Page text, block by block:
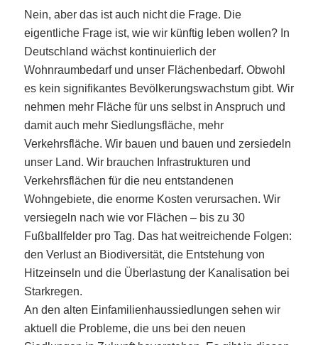
Nein, aber das ist auch nicht die Frage. Die
eigentliche Frage ist, wie wir künftig leben wollen? In
Deutschland wächst kontinuierlich der
Wohnraumbedarf und unser Flächenbedarf. Obwohl
es kein signifikantes Bevölkerungswachstum gibt. Wir
nehmen mehr Fläche für uns selbst in Anspruch und
damit auch mehr Siedlungsfläche, mehr
Verkehrsfläche. Wir bauen und bauen und zersiedeln
unser Land. Wir brauchen Infrastrukturen und
Verkehrsflächen für die neu entstandenen
Wohngebiete, die enorme Kosten verursachen. Wir
versiegeln nach wie vor Flächen – bis zu 30
Fußballfelder pro Tag. Das hat weitreichende Folgen:
den Verlust an Biodiversität, die Entstehung von
Hitzeinseln und die Überlastung der Kanalisation bei
Starkregen.
An den alten Einfamilienhaussiedlungen sehen wir
aktuell die Probleme, die uns bei den neuen